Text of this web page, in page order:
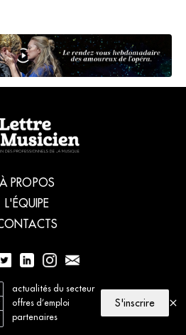
actualités du secteur
offres d’emploi
partenaires
S'inscrire
À PROPOS
L'ÉQUIPE
56 77 04 00
Tous droits réservés